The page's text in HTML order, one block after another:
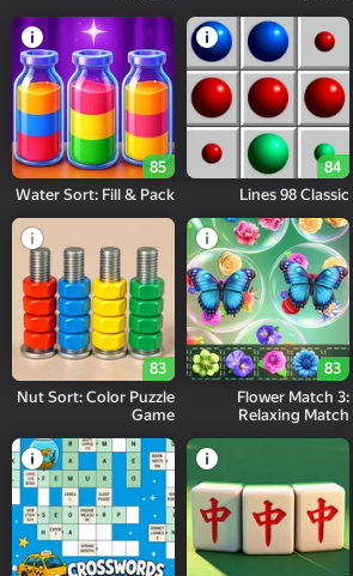
84
Lines 98 Classic
85
Water Sort: Fill & Pack
83
Flower Match 3:
Relaxing Match
83
Nut Sort: Color Puzzle
Game